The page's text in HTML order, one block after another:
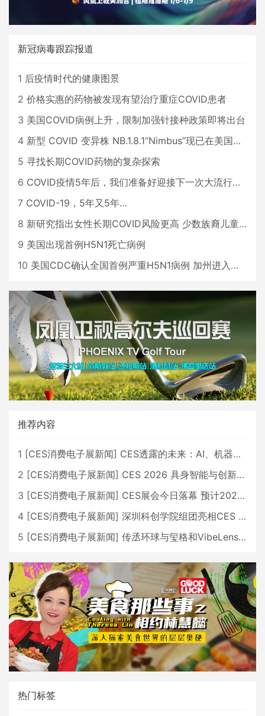
新冠病毒跟踪报道
1 后疫情时代的健康图景
2 价格实惠的药物被发现有望治疗重症COVID患者
3 美国COVID病例上升，限制加强针接种政策即将出台
4 新型 COVID 变异株 NB.1.8.1“Nimbus”现已在美国占据主导地位
5 寻找长期COVID药物的复杂探索
6 COVID疫情5年后，我们准备好迎接下一次大流行了吗？
7 COVID-19，5年又5年…
8 新研究指出女性长期COVID风险更高 少数族裔儿童存在差异
9 美国出现首例H5N1死亡病例
10 美国CDC确认全国首例严重H5N1病例 加州进入紧急状态
推荐内容
1 [CES消费电子展新闻] CES透露的未来：AI、机器人与智能生活大爆发
2 [CES消费电子展新闻] CES 2026 具身智能与创新领域 中国公司大放异彩
3 [CES消费电子展新闻] CES展会今日落幕 预计2026行业收入将超五千亿美元
4 [CES消费电子展新闻] 深圳科创学院组团亮相CES 广受好评
5 [CES消费电子展新闻] 传丞环球与玺格和VibeLens共同推出全新耳机
热门标签